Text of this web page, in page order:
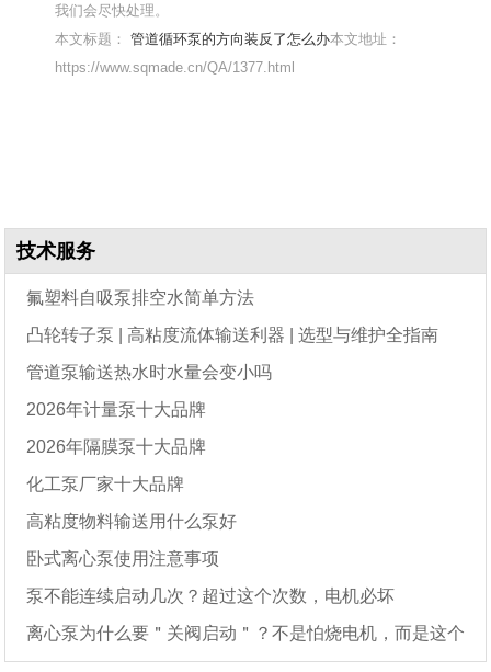
我们会尽快处理。
本文标题：管道循环泵的方向装反了怎么办本文地址：
https://www.sqmade.cn/QA/1377.html
技术服务
氟塑料自吸泵排空水简单方法
凸轮转子泵 | 高粘度流体输送利器 | 选型与维护全指南
管道泵输送热水时水量会变小吗
2026年计量泵十大品牌
2026年隔膜泵十大品牌
化工泵厂家十大品牌
高粘度物料输送用什么泵好
卧式离心泵使用注意事项
泵不能连续启动几次？超过这个次数，电机必坏
离心泵为什么要＂关阀启动＂？不是怕烧电机，而是这个